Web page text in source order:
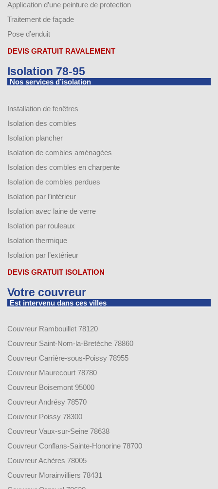
Application d’une peinture de protection
Traitement de façade
Pose d’enduit
DEVIS GRATUIT RAVALEMENT
Isolation 78-95
Nos services d’isolation
Installation de fenêtres
Isolation des combles
Isolation plancher
Isolation de combles aménagées
Isolation des combles en charpente
Isolation de combles perdues
Isolation par l’intérieur
Isolation avec laine de verre
Isolation par rouleaux
Isolation thermique
Isolation par l’extérieur
DEVIS GRATUIT ISOLATION
Votre couvreur
Est intervenu dans ces villes
Couvreur Rambouillet 78120
Couvreur Saint-Nom-la-Bretèche 78860
Couvreur Carrière-sous-Poissy 78955
Couvreur Maurecourt 78780
Couvreur Boisemont 95000
Couvreur Andrésy 78570
Couvreur Poissy 78300
Couvreur Vaux-sur-Seine 78638
Couvreur Conflans-Sainte-Honorine 78700
Couvreur Achères 78005
Couvreur Morainvilliers 78431